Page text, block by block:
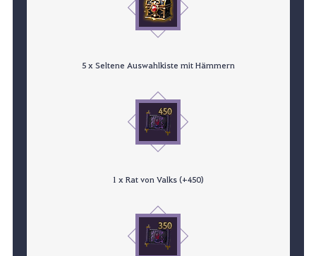
5 x Seltene Auswahlkiste mit Hämmern
1 x Rat von Valks (+450)